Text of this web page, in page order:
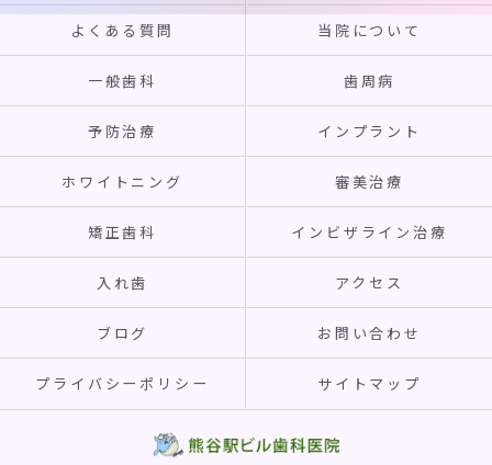
よくある質問 当院について
一般歯科 歯周病
予防治療 インプラント
ホワイトニング 審美治療
矯正歯科 インビザライン治療
入れ歯 アクセス
ブログ お問い合わせ
プライバシーポリシー サイトマップ